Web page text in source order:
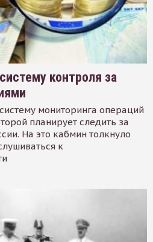
контроля за
мониторинга операций
планирует следить за
На это кабмин толкнуло
к